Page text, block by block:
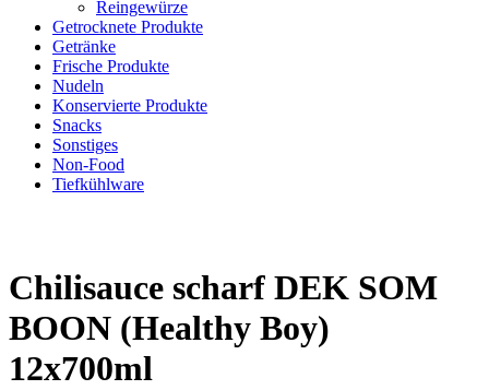
Reingewürze
Getrocknete Produkte
Getränke
Frische Produkte
Nudeln
Konservierte Produkte
Snacks
Sonstiges
Non-Food
Tiefkühlware
Chilisauce scharf DEK SOM
BOON (Healthy Boy)
12x700ml